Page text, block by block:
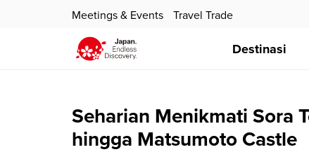
Meetings & Events Travel Trade
Destinasi
Seharian Menikmati Sora
hingga Matsumoto Castle